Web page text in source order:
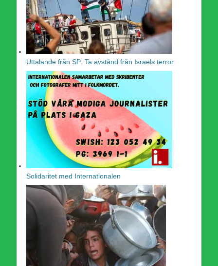
Uttalande från SP: Ta avstånd från Israels terror
Solidaritet med Internationalen